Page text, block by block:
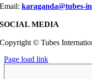
Email:karaganda@tubes-
SOCIAL MEDIA
Copyright © Tubes
Page load link